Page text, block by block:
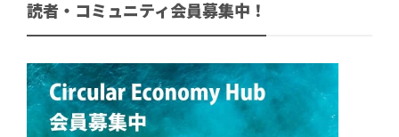
読者・コミュニティ会員募集中！